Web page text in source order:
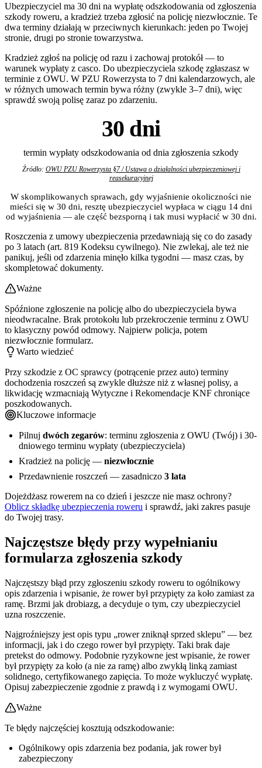
Ubezpieczyciel ma 30 dni na wypłatę odszkodowania od zgłoszenia
szkody roweru, a kradzież trzeba zgłosić na policję niezwłocznie. Te
dwa terminy działają w przeciwnych kierunkach: jeden po Twojej
stronie, drugi po stronie towarzystwa.
Kradzież zgłoś na policję od razu i zachowaj protokół — to
warunek wypłaty z casco. Do ubezpieczyciela szkodę zgłaszasz w
terminie z OWU. W PZU Rowerzysta to 7 dni kalendarzowych, ale
w różnych umowach termin bywa różny (zwykle 3–7 dni), więc
sprawdź swoją polisę zaraz po zdarzeniu.
30 dni
termin wypłaty odszkodowania od dnia zgłoszenia szkody
Źródło: OWU PZU Rowerzysta §7 / Ustawa o działalności ubezpieczeniowej i
reasekuracyjnej
W skomplikowanych sprawach, gdy wyjaśnienie okoliczności nie
mieści się w 30 dni, resztę ubezpieczyciel wypłaca w ciągu 14 dni
od wyjaśnienia — ale część bezsporną i tak musi wypłacić w 30 dni.
Roszczenia z umowy ubezpieczenia przedawniają się co do zasady
po 3 latach (art. 819 Kodeksu cywilnego). Nie zwlekaj, ale też nie
panikuj, jeśli od zdarzenia minęło kilka tygodni — masz czas, by
skompletować dokumenty.
Ważne
Spóźnione zgłoszenie na policję albo do ubezpieczyciela bywa
nieodwracalne. Brak protokołu lub przekroczenie terminu z OWU
to klasyczny powód odmowy. Najpierw policja, potem
niezwłocznie formularz.
Warto wiedzieć
Przy szkodzie z OC sprawcy (potrącenie przez auto) terminy
dochodzenia roszczeń są zwykle dłuższe niż z własnej polisy, a
likwidację wzmacniają Wytyczne i Rekomendacje KNF chroniące
poszkodowanych.
Kluczowe informacje
Pilnuj dwóch zegarów: terminu zgłoszenia z OWU (Twój) i 30-
dniowego terminu wypłaty (ubezpieczyciela)
Kradzież na policję — niezwłocznie
Przedawnienie roszczeń — zasadniczo 3 lata
Dojeżdżasz rowerem na co dzień i jeszcze nie masz ochrony?
Oblicz składkę ubezpieczenia roweru i sprawdź, jaki zakres pasuje
do Twojej trasy.
Najczęstsze błędy przy wypełnianiu
formularza zgłoszenia szkody
Najczęstszy błąd przy zgłoszeniu szkody roweru to ogólnikowy
opis zdarzenia i wpisanie, że rower był przypięty za koło zamiast za
ramę. Brzmi jak drobiazg, a decyduje o tym, czy ubezpieczyciel
uzna roszczenie.
Najgroźniejszy jest opis typu „rower zniknął sprzed sklepu” — bez
informacji, jak i do czego rower był przypięty. Taki brak daje
pretekst do odmowy. Podobnie ryzykowne jest wpisanie, że rower
był przypięty za koło (a nie za ramę) albo zwykłą linką zamiast
solidnego, certyfikowanego zapięcia. To może wykluczyć wypłatę.
Opisuj zabezpieczenie zgodnie z prawdą i z wymogami OWU.
Ważne
Te błędy najczęściej kosztują odszkodowanie:
Ogólnikowy opis zdarzenia bez podania, jak rower był
zabezpieczony